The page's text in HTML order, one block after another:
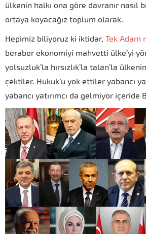
ülkenin halkı ona göre davranır nasıl
ortaya koyacağız toplum olarak.
Hepimiz biliyoruz ki iktidar, Tek Adam
beraber ekonomiyi mahvetti ülke’yi
yolsuzluk’la hırsızlık’la talan’la ülkenin
çektiler. Hukuk’u yok ettiler yabancı
yabancı yatırımcı da gelmiyor içeride